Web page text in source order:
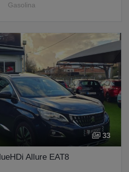
Gasolina
33
Allure EAT8